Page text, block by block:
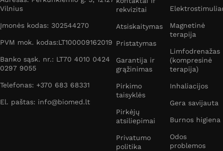
Vilnius
Įmonės kodas: 302544270
PVM mok. kodas:LT100009162019
Banko sąsk. nr.: LT70 4010 0424
0297 9055
Telefonas: +370 683 68331
El. paštas: info@biomed.lt
rekvizitai
Atsiskaitymas
Pristatymas
Garantija ir
grąžinimas
Pirkimo
taisyklės
Pirkėjų
atsiliepimai
Privatumo
politika
Magnetinė
terapija
Limfodrenažas
(kompresinė
terapija)
Inhaliacijos
Gera savijauta
Burnos higiena
Odos
problemos